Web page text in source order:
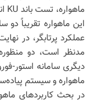
ماهواره، تست باند KU انجام شده است.
این ماهواره تقریباً
دیگری سامانه استور-
ماهواره و سیستم